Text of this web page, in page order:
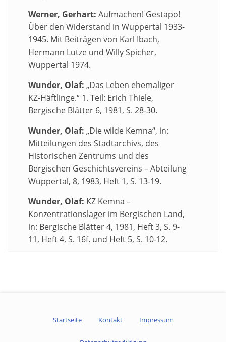
Werner, Gerhart: Aufmachen! Gestapo!
Über den Widerstand in Wuppertal 1933-
1945. Mit Beiträgen von Karl Ibach,
Hermann Lutze und Willy Spicher,
Wuppertal 1974.
Wunder, Olaf: „Das Leben ehemaliger
KZ-Häftlinge.“ 1. Teil: Erich Thiele,
Bergische Blätter 6, 1981, S. 28-30.
Wunder, Olaf: „Die wilde Kemna“, in:
Mitteilungen des Stadtarchivs, des
Historischen Zentrums und des
Bergischen Geschichtsvereins – Abteilung
Wuppertal, 8, 1983, Heft 1, S. 13-19.
Wunder, Olaf: KZ Kemna –
Konzentrationslager im Bergischen Land,
in: Bergische Blätter 4, 1981, Heft 3, S. 9-
11, Heft 4, S. 16f. und Heft 5, S. 10-12.
Startseite Kontakt Impressum